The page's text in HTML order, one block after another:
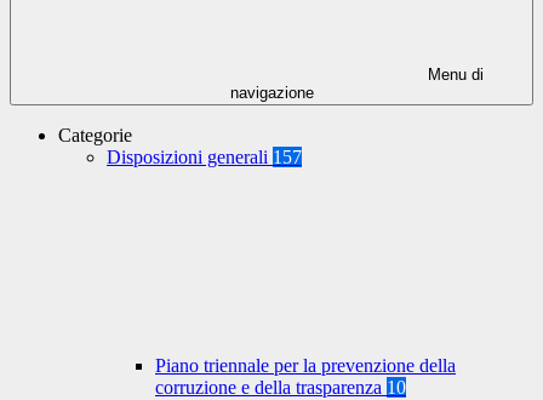
Menu di
navigazione
Categorie
Disposizioni generali 157
Piano triennale per la prevenzione della
corruzione e della trasparenza 10